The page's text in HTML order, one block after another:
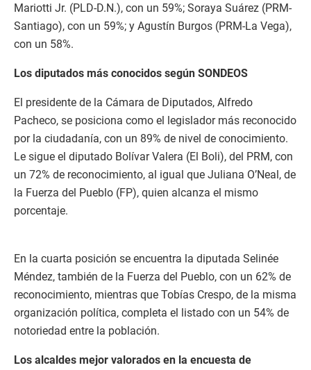
Mariotti Jr. (PLD-D.N.), con un 59%; Soraya Suárez (PRM-
Santiago), con un 59%; y Agustín Burgos (PRM-La Vega),
con un 58%.
Los diputados más conocidos según SONDEOS
El presidente de la Cámara de Diputados, Alfredo
Pacheco, se posiciona como el legislador más reconocido
por la ciudadanía, con un 89% de nivel de conocimiento.
Le sigue el diputado Bolívar Valera (El Boli), del PRM, con
un 72% de reconocimiento, al igual que Juliana O’Neal, de
la Fuerza del Pueblo (FP), quien alcanza el mismo
porcentaje.
En la cuarta posición se encuentra la diputada Selinée
Méndez, también de la Fuerza del Pueblo, con un 62% de
reconocimiento, mientras que Tobías Crespo, de la misma
organización política, completa el listado con un 54% de
notoriedad entre la población.
Los alcaldes mejor valorados en la encuesta de